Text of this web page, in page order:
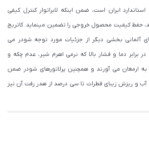
استاندارد ایران است، ضمن اینکه لابراتوار کنترل کیفی
حفظ کیفیت محصول خروجی را تضمین مینماید. کاتریج
آلمانی بخشی دیگر از جزئیات مورد توجه شودر می
برابر دما و فشار بالا که نرمی اهرم شیر، عدم چکه و
ارمغان می آورند و همچنین پرلاتورهای شودر ضمن
و ریزش زیبای قطرات تا سی درصد از هدر رفت آن نیز